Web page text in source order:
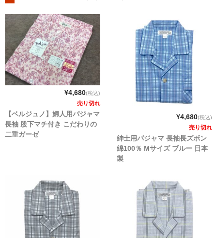
¥4,680(税込)
売り切れ
【ベルジュノ】婦人用パジャマ
長袖 股下マチ付き こだわりの
二重ガーゼ
¥4,680(税込)
売り切れ
紳士用パジャマ 長袖長ズボン
綿100％ Mサイズ ブルー 日本
製